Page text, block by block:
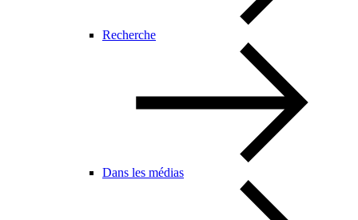
Recherche
Dans les médias